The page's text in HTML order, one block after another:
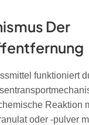
Der
funktioniert
Reaktion
oder -pulver